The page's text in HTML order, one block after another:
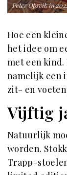
Peter Opsvik in
Hoe een
het idee om
met een
namelijk een
zit- en
Vijftig
Natuurlijk
worden.
Trapp-